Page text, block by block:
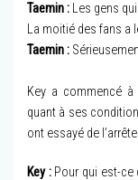
Taemin : Les gens qui
La moitié des fans a
Taemin :
Key a commencé
quant à ses
ont essayé de
Key : Pour qui est-ce